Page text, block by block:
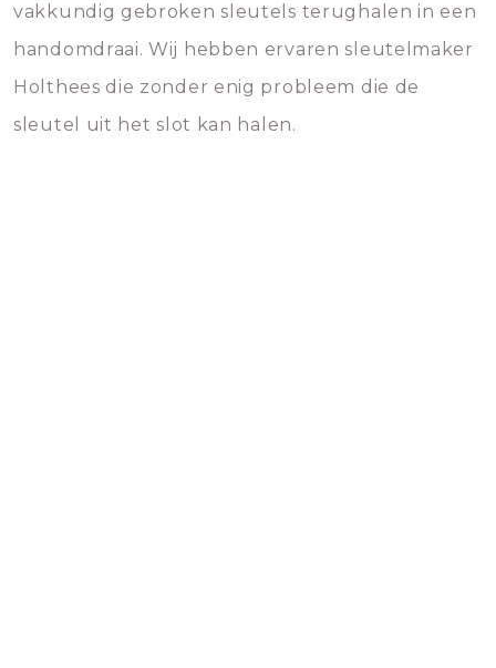
vakkundig gebroken sleutels terughalen in een
handomdraai. Wij hebben ervaren sleutelmaker
Holthees die zonder enig probleem die de
sleutel uit het slot kan halen.